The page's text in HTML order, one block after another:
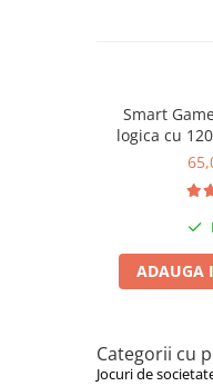
Animale marine
Figurine dinozauri
Carti pentru copii
Smart
logica cu
ADAUGA
Categorii cu
Jocuri de